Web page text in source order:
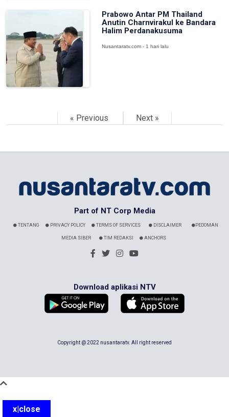
Prabowo Antar PM Thailand
Anutin Charnvirakul ke Bandara
Halim Perdanakusuma
Nusantaratv.com - 1 hari lalu
« Previous Next »
Part of NT Corp Media
TENTANG PRIVACY POLICY TERMS OF SERVICES DISCLAIMER PEDOMAN
MEDIA SIBER TIM REDAKSI ANCHORS
Download aplikasi NTV
Copyright @ 2022 nusantaratv. All right reserved
x|close